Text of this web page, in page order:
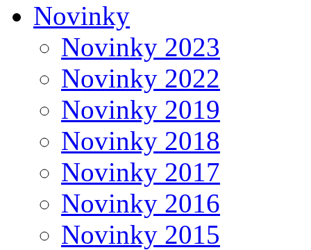
Novinky
Novinky 2023
Novinky 2022
Novinky 2019
Novinky 2018
Novinky 2017
Novinky 2016
Novinky 2015